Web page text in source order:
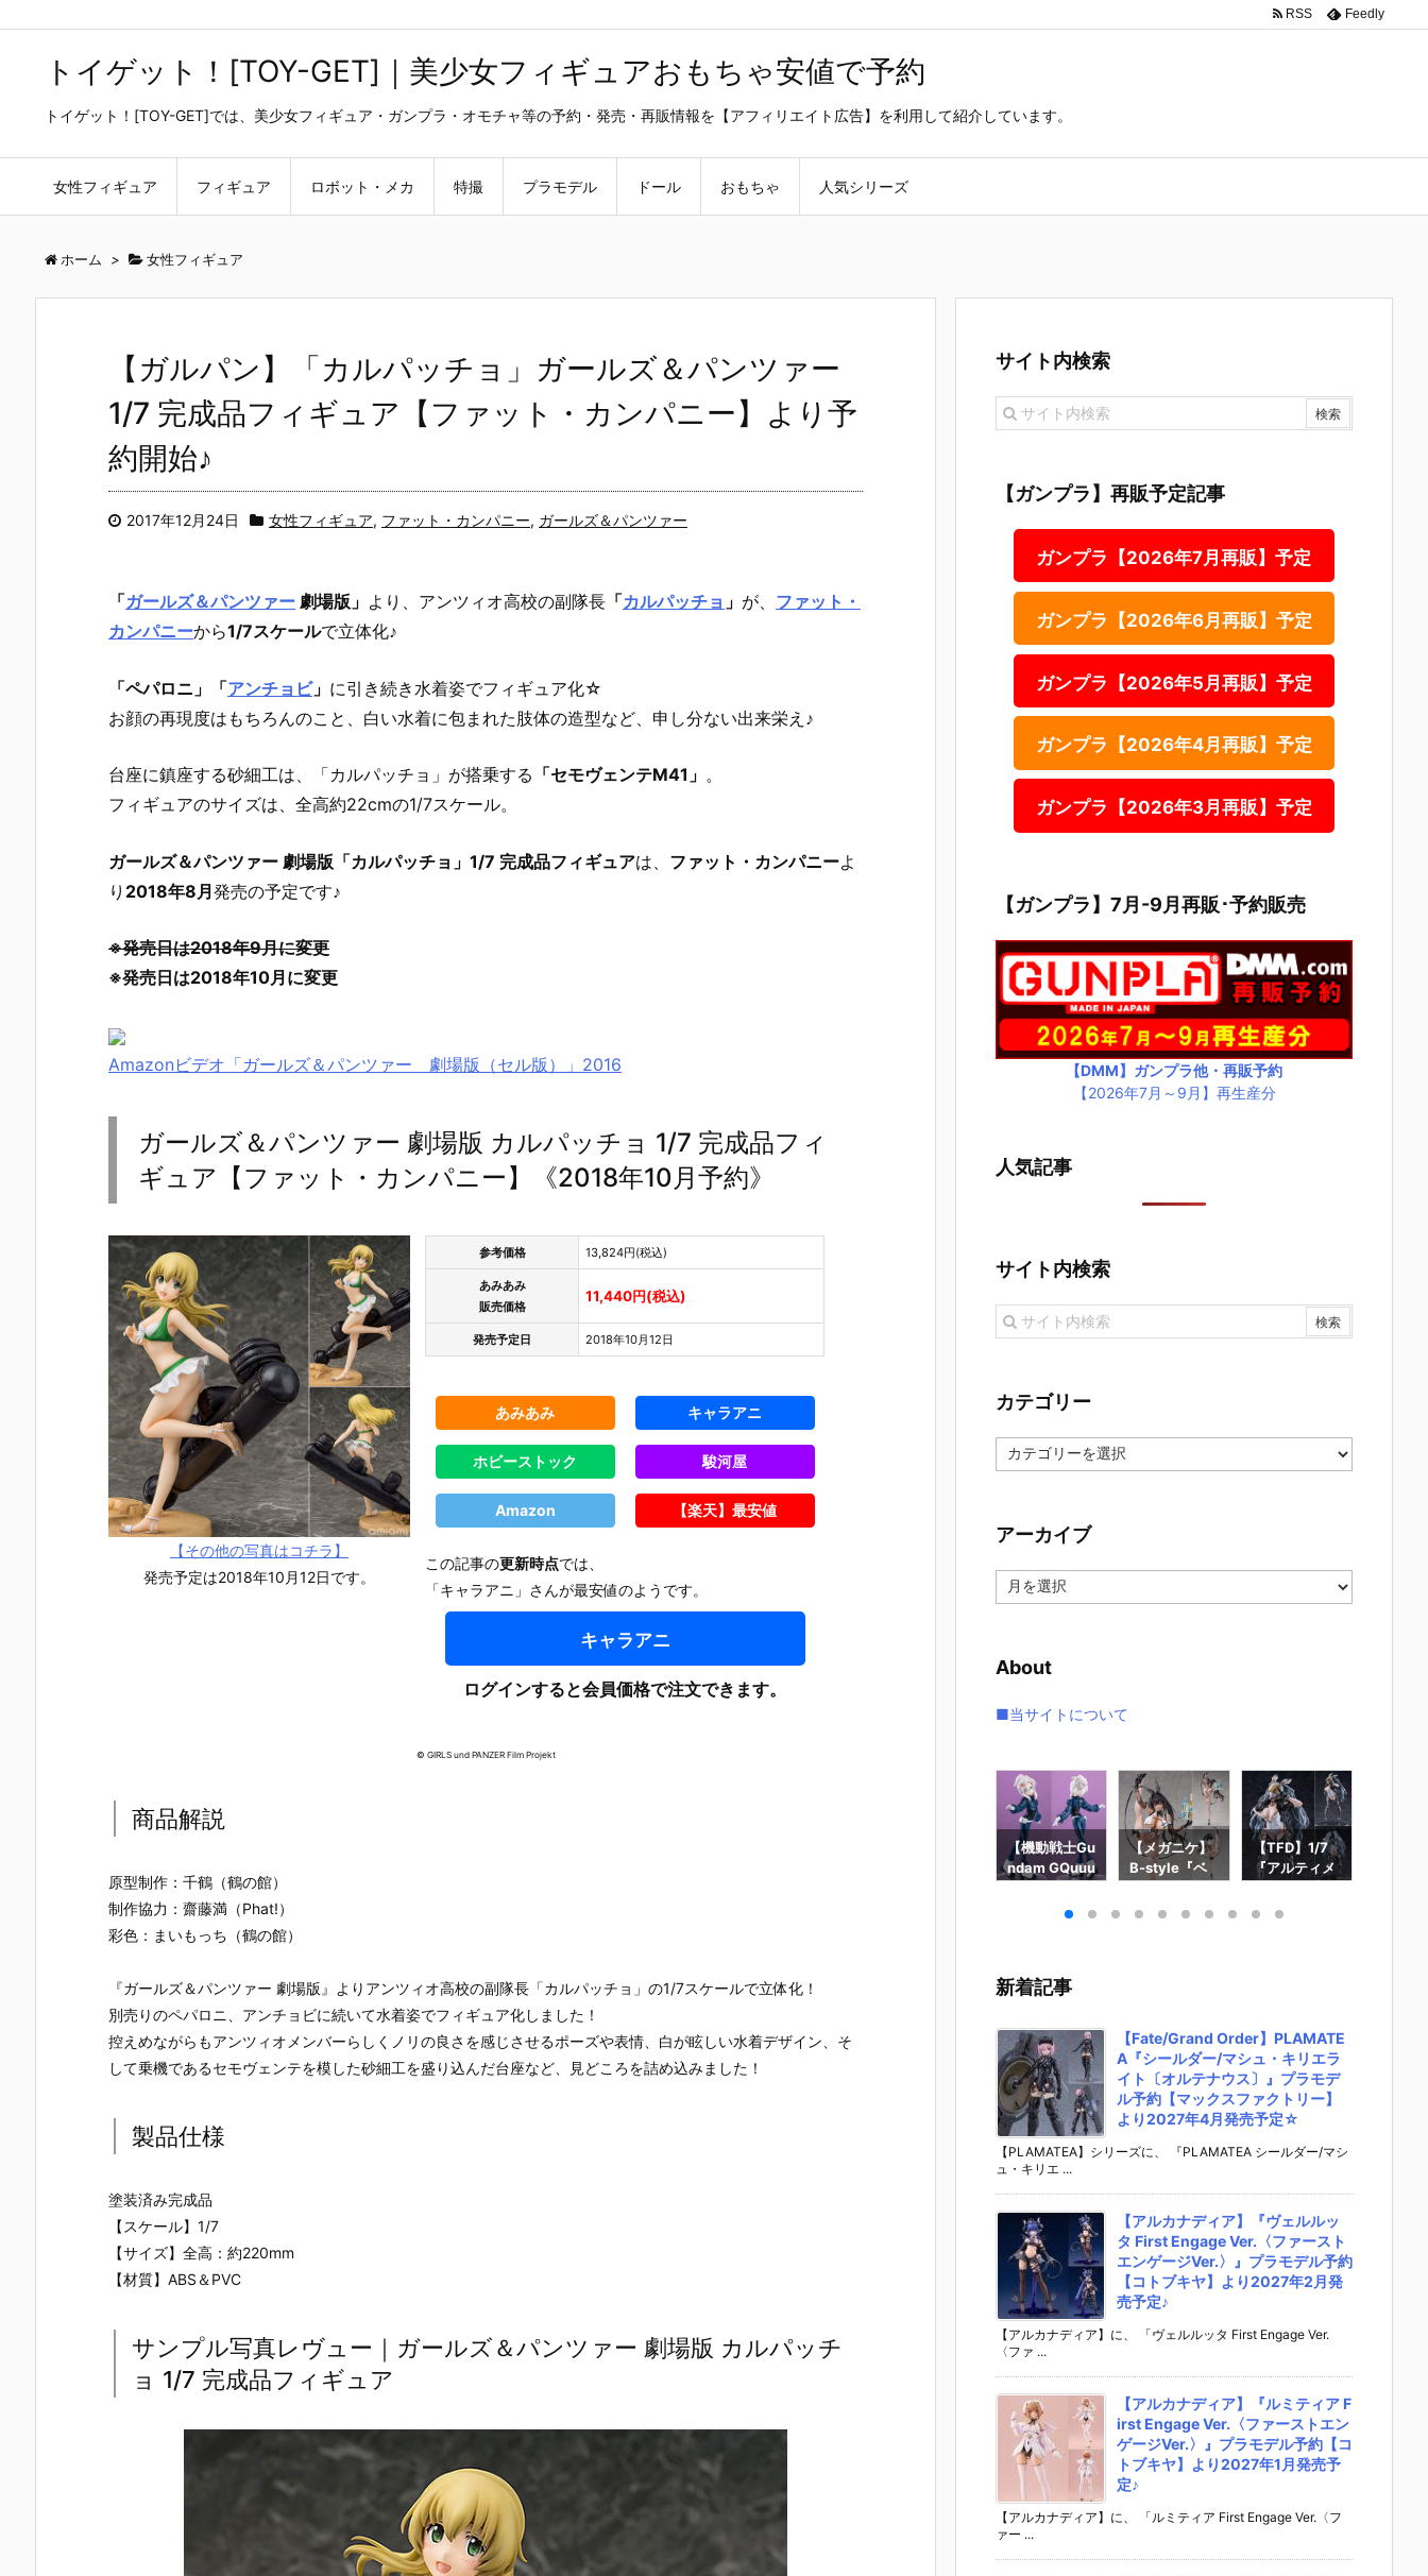
トイゲット！[TOY-GET]｜美少女フィギュアおもちゃ安値で予約
トイゲット！[TOY-GET]では、美少女フィギュア・ガンプラ・オモチャ等の予約・発売・再販情報を【アフィリエイト広告】を利用して紹介しています。
女性フィギュア フィギュア ロボット・メカ 特撮 プラモデル ドール おもちゃ 人気シリーズ
RSS Feedly
ホーム > 女性フィギュア
【ガルパン】「カルパッチョ」ガールズ＆パンツァー
1/7 完成品フィギュア【ファット・カンパニー】より予
約開始♪
2017年12月24日 女性フィギュア, ファット・カンパニー, ガールズ＆パンツァー
「ガールズ＆パンツァー 劇場版」 より、アンツィオ高校の副隊長 「カルパッチョ 」 が、 ファット・
カンパニーから1/7スケールで立体化♪
「ペパロニ」 「アンチョビ」 に引き続き水着姿でフィギュア化☆
お顔の再現度はもちろんのこと、白い水着に包まれた肢体の造型など、申し分ない出来栄え♪
台座に鎮座する砂細工は、「カルパッチョ」が搭乗する 「セモヴェンテM41」 。
フィギュアのサイズは、全高約22cmの1/7スケール。
ガールズ＆パンツァー 劇場版「カルパッチョ」1/7 完成品フィギュアは、 ファット・カンパニーよ
り 2018年8月発売の予定です♪
※発売日は2018年9月に変更
※発売日は2018年10月に変更
Amazonビデオ「ガールズ＆パンツァー 劇場版（セル版）」2016
ガールズ＆パンツァー 劇場版 カルパッチョ 1/7 完成品フィ
ギュア【ファット・カンパニー】《2018年10月予約》
【その他の写真はコチラ】
発売予定は2018年10月12日です。
参考価格 13,824円(税込)
あみあみ
販売価格
11,440円(税込)
発売予定日 2018年10月12日
あみあみ キャラアニ
ホビーストック 駿河屋
Amazon 【楽天】最安値
この記事の更新時点では、
「キャラアニ」さんが最安値のようです。
キャラアニ
ログインすると会員価格で注文できます。
© GIRLS und PANZER Film Projekt
商品解説
原型制作：千鶴（鶴の館）
制作協力：齋藤満（Phat!）
彩色：まいもっち（鶴の館）
『ガールズ＆パンツァー 劇場版』よりアンツィオ高校の副隊長「カルパッチョ」の1/7スケールで立体化！
別売りのペパロニ、アンチョビに続いて水着姿でフィギュア化しました！
控えめながらもアンツィオメンバーらしくノリの良さを感じさせるポーズや表情、白が眩しい水着デザイン、そ
して乗機であるセモヴェンテを模した砂細工を盛り込んだ台座など、見どころを詰め込みました！
製品仕様
塗装済み完成品
【スケール】1/7
【サイズ】全高：約220mm
【材質】ABS＆PVC
サンプル写真レヴュー｜ガールズ＆パンツァー 劇場版 カルパッチ
ョ 1/7 完成品フィギュア
サイト内検索
【ガンプラ】再販予定記事
ガンプラ【2026年7月再販】予定
ガンプラ【2026年6月再販】予定
ガンプラ【2026年5月再販】予定
ガンプラ【2026年4月再販】予定
ガンプラ【2026年3月再販】予定
【ガンプラ】7月-9月再販･予約販売
【DMM】ガンプラ他・再販予約
【2026年7月～9月】再生産分
人気記事
サイト内検索
カテゴリー
カ
テ
ー
アーカイブ
ー
ブ
About
■当サイトについて
ー』The First
Descendant
トリー】より
ィックシリー
ズ『ロール』
フィギュア予
約【エクスプ
26年8月再販
予定♪
ルミズム『ク
ロノ』『マー
ル』FORM-I
S フィギュア
ェア･エニッ
クス】より20
予定☆
ST IN THE S
HELL 完成品
フィギュア予
約【With Fan
s！】より20
7 完成品フィ
ギュア予約
より2027年1
月発売予定♪
O SERIOU
予定♪
定復刻仕様
ハウス】より
【機動戦士Gu
ndam GQuuu
aらいと『ド
フィギュア予
ス】より202
6年7月発売予
定♪
【メガニケ】
B-style『ベ
ントラビッ
2026年12月
発売予定☆
【TFD】1/7
『アルティメ
ー』The First
2027年7月発
売予定☆
新着記事
【Fate/Grand Order】PLAMATE
A『シールダー/マシュ・キリエラ
イト〔オルテナウス〕』プラモデ
ル予約【マックスファクトリー】
より2027年4月発売予定☆
【PLAMATEA】シリーズに、 『PLAMATEA シールダー/マシ
ュ・キリエ ...
【アルカナディア】『ヴェルルッ
タ First Engage Ver.〈ファースト
エンゲージVer.〉』プラモデル予約
【コトブキヤ】より2027年2月発
売予定♪
【アルカナディア】に、 「ヴェルルッタ First Engage Ver.
〈ファ ...
【アルカナディア】『ルミティア F
irst Engage Ver.〈ファーストエン
ゲージVer.〉』プラモデル予約【コ
トブキヤ】より2027年1月発売予
定♪
【アルカナディア】に、 「ルミティア First Engage Ver.〈フ
ァー ...